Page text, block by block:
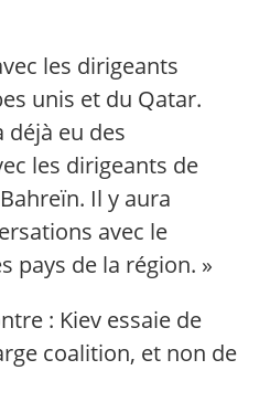
les dirigeants
unis et du Qatar.
déjà eu des
les dirigeants de
Il y aura
avec le
pays de la région. »
: Kiev essaie de
coalition, et non de